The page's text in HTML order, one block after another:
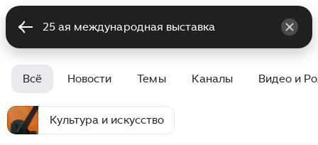
Всё Новости Темы Каналы Видео и
Культура и искусство